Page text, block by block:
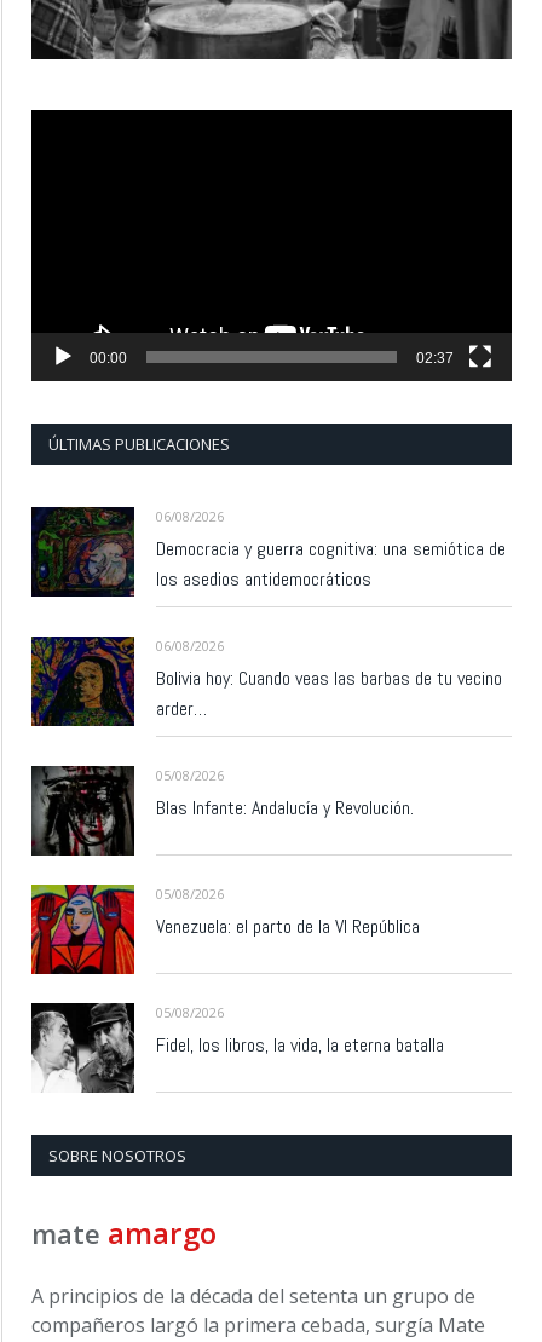
00:00 02:37
ÚLTIMAS PUBLICACIONES
06/08/2026
Democracia y guerra cognitiva: una semiótica de
los asedios antidemocráticos
06/08/2026
Bolivia hoy: Cuando veas las barbas de tu vecino
arder…
05/08/2026
Blas Infante: Andalucía y Revolución.
05/08/2026
Venezuela: el parto de la VI República
05/08/2026
Fidel, los libros, la vida, la eterna batalla
SOBRE NOSOTROS
mate amargo
A principios de la década del setenta un grupo de
compañeros largó la primera cebada, surgía Mate